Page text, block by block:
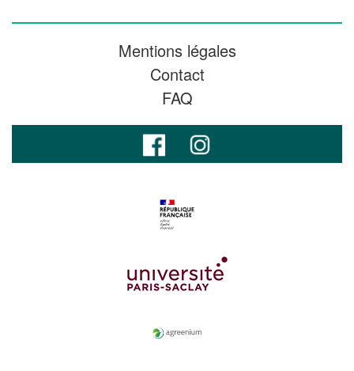
Mentions légales
Contact
FAQ